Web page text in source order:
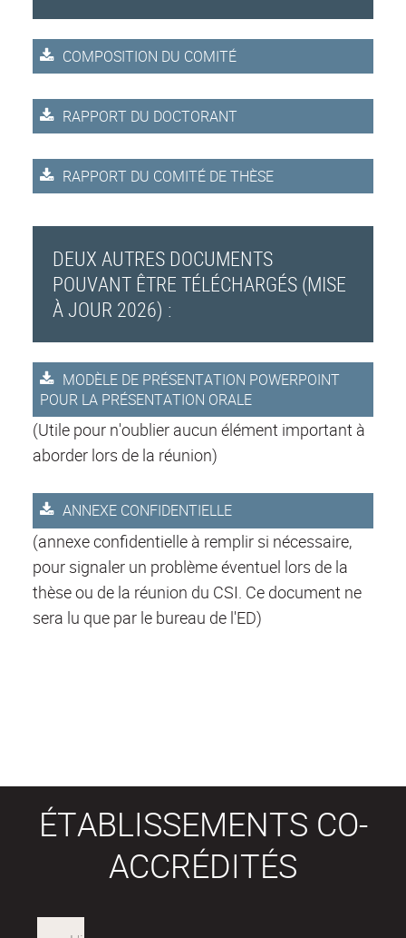
COMPOSITION DU COMITÉ
RAPPORT DU DOCTORANT
RAPPORT DU COMITÉ DE THÈSE
DEUX AUTRES DOCUMENTS
POUVANT ÊTRE TÉLÉCHARGÉS (MISE
À JOUR 2026) :
MODÈLE DE PRÉSENTATION POWERPOINT
POUR LA PRÉSENTATION ORALE
(Utile pour n'oublier aucun élément important à
aborder lors de la réunion)
ANNEXE CONFIDENTIELLE
(annexe confidentielle à remplir si nécessaire,
pour signaler un problème éventuel lors de la
thèse ou de la réunion du CSI. Ce document ne
sera lu que par le bureau de l'ED)
ÉTABLISSEMENTS CO-
ACCRÉDITÉS